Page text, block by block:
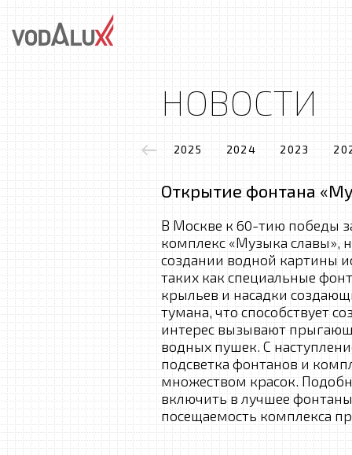
НОВОСТИ
2025 2024 2023
Открытие фонтана
В Москве к 60-тию победы
комплекс «Музыка славы»,
создании водной картины
таких как специальные
крыльев и насадки
тумана, что способствует
интерес вызывают
водных пушек. С
подсветка фонтанов и
множеством красок.
включить в лучшее
посещаемость комплекса